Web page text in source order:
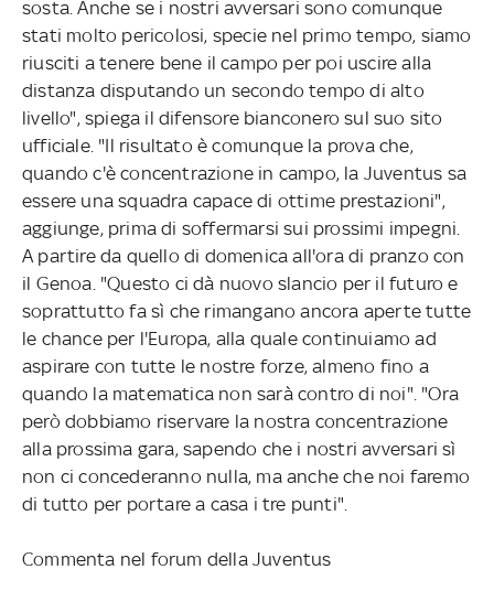
sosta. Anche se i nostri avversari sono comunque
stati molto pericolosi, specie nel primo tempo, siamo
riusciti a tenere bene il campo per poi uscire alla
distanza disputando un secondo tempo di alto
livello", spiega il difensore bianconero sul suo sito
ufficiale. "Il risultato è comunque la prova che,
quando c'è concentrazione in campo, la Juventus sa
essere una squadra capace di ottime prestazioni",
aggiunge, prima di soffermarsi sui prossimi impegni.
A partire da quello di domenica all'ora di pranzo con
il Genoa. "Questo ci dà nuovo slancio per il futuro e
soprattutto fa sì che rimangano ancora aperte tutte
le chance per l'Europa, alla quale continuiamo ad
aspirare con tutte le nostre forze, almeno fino a
quando la matematica non sarà contro di noi". "Ora
però dobbiamo riservare la nostra concentrazione
alla prossima gara, sapendo che i nostri avversari sì
non ci concederanno nulla, ma anche che noi faremo
di tutto per portare a casa i tre punti".
Commenta nel forum della Juventus